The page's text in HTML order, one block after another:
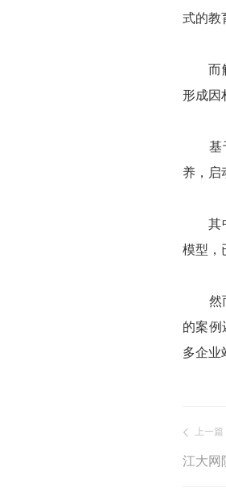
式的教
而解
形成因
基于
养，启
其中
模型，
然而
的案例
多企业
上一篇
江大网